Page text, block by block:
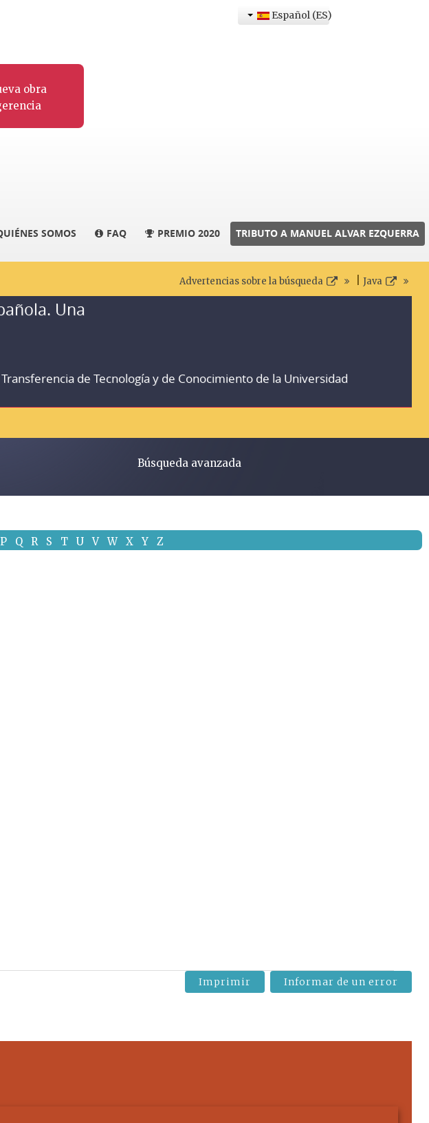
obra
Español (ES)
SOMOS FAQ PREMIO 2020 TRIBUTO A MANUEL ALVAR EZQUERRA
Advertencias sobre la búsqueda Java
Una
de Tecnología y de Conocimiento de la Universidad
Búsqueda avanzada
P Q R S T U V W X Y Z
Imprimir Informar de un error